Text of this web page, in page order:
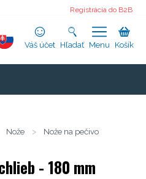
Registrácia do B2B
Váš účet Hľadať Menu Košík
Nože > Nože na pečivo
- 180 mm